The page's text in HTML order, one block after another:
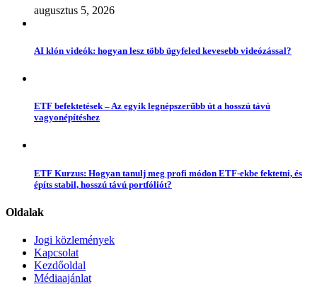
augusztus 5, 2026
AI klón videók: hogyan lesz több ügyfeled kevesebb videózással?
ETF befektetések – Az egyik legnépszerűbb út a hosszú távú
vagyonépítéshez
ETF Kurzus: Hogyan tanulj meg profi módon ETF-ekbe fektetni, és
építs stabil, hosszú távú portfóliót?
Oldalak
Jogi közlemények
Kapcsolat
Kezdőoldal
Médiaajánlat